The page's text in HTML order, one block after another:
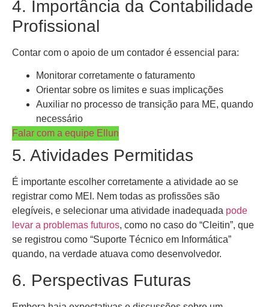
4. Importância da Contabilidade
Profissional
Contar com o apoio de um contador é essencial para:
Monitorar corretamente o faturamento
Orientar sobre os limites e suas implicações
Auxiliar no processo de transição para ME, quando
necessário
Falar com a equipe Ellun
5. Atividades Permitidas
É importante escolher corretamente a atividade ao se
registrar como MEI. Nem todas as profissões são
elegíveis, e selecionar uma atividade inadequada pode
levar a problemas futuros, como no caso do “Cleitin”, que
se registrou como “Suporte Técnico em Informática”
quando, na verdade atuava como desenvolvedor.
6. Perspectivas Futuras